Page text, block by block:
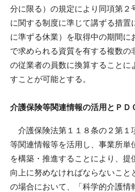
分に限る）の規定により同項第２
に関する制度に準じて講ずる措置
に準ずる休業）を取得中の期間に
で求められる資質を有する複数の
の従業者の員数に換算することに
すことが可能とする。
介護保険等関連情報の活用とＰＤ
介護保険法第１１８条の２第１
等関連情報等を活用し、事業所単
を構築・推進することにより、提
向上に努めなければならないこと
の場合において、「科学的介護情